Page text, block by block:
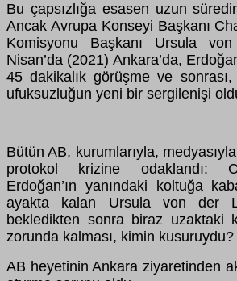
Bu çapsızlığa esasen uzun sü
Ancak Avrupa Konseyi Başkanı
Komisyonu Başkanı Ursula
Nisan’da (2021) Ankara’da,
45 dakikalık görüşme ve sonrası,
ufuksuzluğun yeni bir sergilenişi
Bütün AB, kurumlarıyla,
protokol krizine odaklandı:
Erdoğan’ın yanındaki koltuğa
ayakta kalan Ursula von der
bekledikten sonra biraz uzaktaki
zorunda kalması, kimin kusuruydu?
AB heyetinin Ankara ziyaretinden